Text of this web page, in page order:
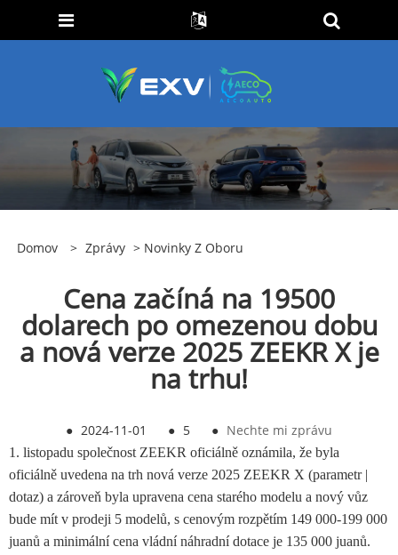
Domov > Zprávy > Novinky Z Oboru
Cena začíná na 19500
dolarech po omezenou dobu
a nová verze 2025 ZEEKR X je
na trhu!
● 2024-11-01 ● 5 ● Nechte mi zprávu
1. listopadu společnost ZEEKR oficiálně oznámila, že byla
oficiálně uvedena na trh nová verze 2025 ZEEKR X (parametr |
dotaz) a zároveň byla upravena cena starého modelu a nový vůz
bude mít v prodeji 5 modelů, s cenovým rozpětím 149 000-199 000
juanů a minimální cena vládní náhradní dotace je 135 000 juanů.